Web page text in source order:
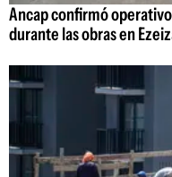
Ancap confirmó
durante las obras en